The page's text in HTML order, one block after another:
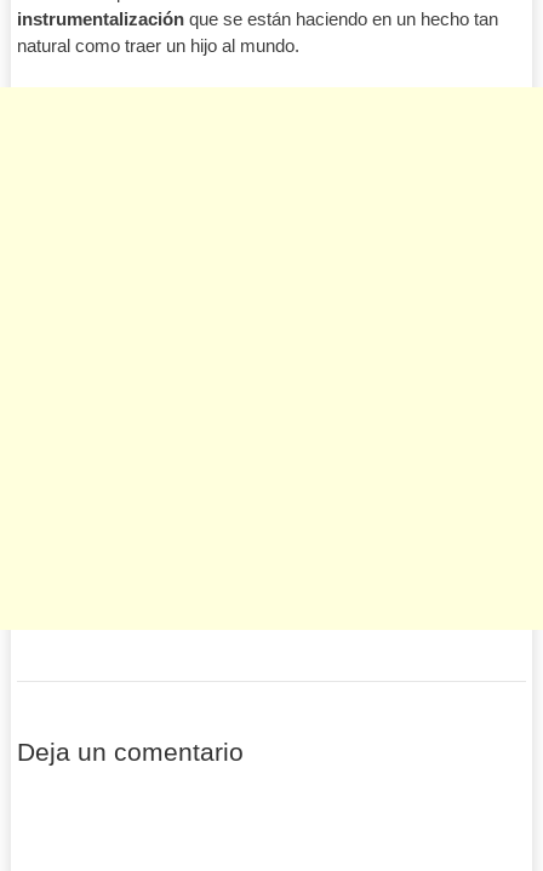
instrumentalización que se están haciendo en un hecho tan
natural como traer un hijo al mundo.
Deja un comentario